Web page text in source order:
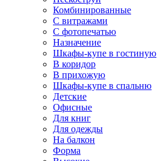
Комбинированные
С витражами
С фотопечатью
Назначение
Шкафы-купе в гостиную
В коридор
В прихожую
Шкафы-купе в спальню
Детские
Офисные
Для книг
Для одежды
На балкон
Форма